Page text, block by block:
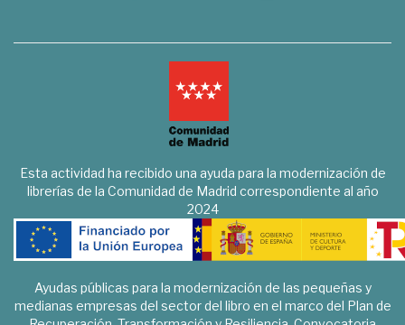
Esta actividad ha recibido una ayuda para la modernización de
librerías de la Comunidad de Madrid correspondiente al año
2024
Ayudas públicas para la modernización de las pequeñas y
medianas empresas del sector del libro en el marco del Plan de